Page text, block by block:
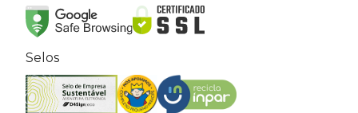
Selos